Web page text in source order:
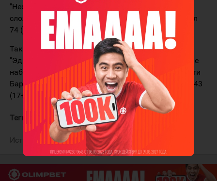
"Нефтехимик", "Авангард" и "Северсталь". В общей
сложности в лиге он провёл 274 матча и заработал
74 (36+38) баллов.
Также игрок пробовал свои силы за океаном. За
"Эдмонтон Ойлерз" в НХЛ он сыграл один матч и не
набрал очков, а в 93 матчах АХЛ за "Оклахома-Сити
Баронс" и "Бэйкерсфилд Кондорс" Якимов набрал 43
(17+26) балла.
Теги: Якимов Богдан
Источник: ХК "Сочи"